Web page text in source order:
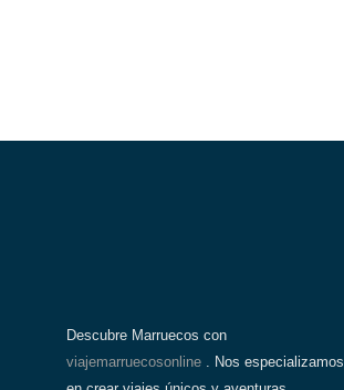
Descubre Marruecos con
viajemarruecosonline . Nos especializamos